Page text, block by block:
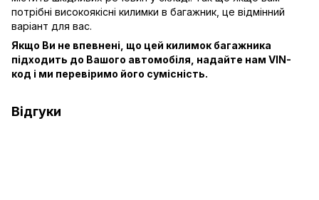
потрібні високоякісні килимки в багажник, це відмінний
варіант для вас.
Якщо Ви не впевнені, що цей килимок багажника
підходить до Вашого автомобіля, надайте нам VIN-
код і ми перевіримо його сумісність.
Відгуки